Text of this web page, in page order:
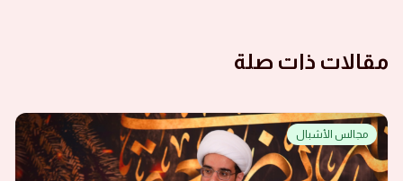
مقالات ذات صلة
مجالس الأشبال